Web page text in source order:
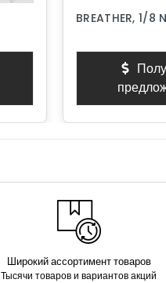
BREATHER, 1/8
Широкий ассортимент товаров
Тысячи товаров и вариантов акций